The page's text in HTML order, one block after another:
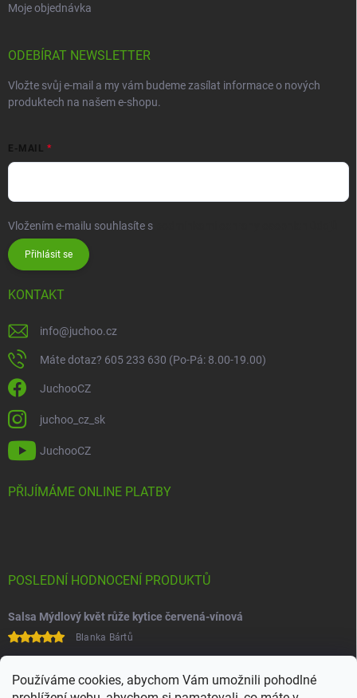
Používáme cookies, abychom Vám umožnili pohodlné
Moje objednávka
ODEBÍRAT NEWSLETTER
Vložte svůj e-mail a my vám budeme zasílat informace o nových
produktech na našem e-shopu.
E-MAIL
Vložením e-mailu souhlasíte s
Přihlásit se
KONTAKT
info@juchoo.cz
Máte dotaz? 605 233 630 (Po-Pá: 8.00-19.00)
JuchooCZ
juchoo_cz_sk
JuchooCZ
PŘIJÍMÁME ONLINE PLATBY
POSLEDNÍ HODNOCENÍ PRODUKTŮ
Salsa Mýdlový květ růže kytice červená-vínová
Blanka Bártů